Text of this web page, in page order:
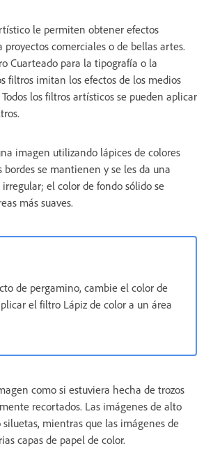
le permiten obtener efectos
comerciales o de bellas artes.
Cuarteado para la tipografía o la
filtros imitan los efectos de los medios
los filtros artísticos se pueden aplicar
imagen utilizando lápices de colores
bordes se mantienen y se les da una
el color de fondo sólido se
más suaves.
de pergamino, cambie el color de
el filtro Lápiz de color a un área
como si estuviera hecha de trozos
recortados. Las imágenes de alto
mientras que las imágenes de
capas de papel de color.